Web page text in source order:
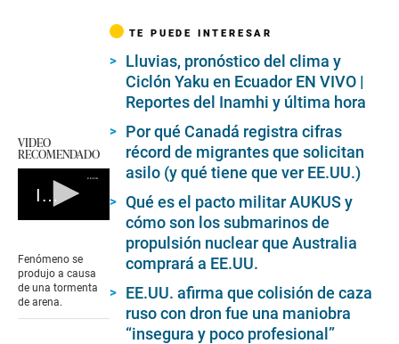
VIDEO
RECOMENDADO
Irak presenta un color naranja que afecta las vías respiratorias
of
0
seconds
Fenómeno se
produjo a causa
de una tormenta
de arena.
TE PUEDE INTERESAR
Lluvias, pronóstico del clima y
Ciclón Yaku en Ecuador EN VIVO |
Reportes del Inamhi y última hora
Por qué Canadá registra cifras
récord de migrantes que solicitan
asilo (y qué tiene que ver EE.UU.)
Qué es el pacto militar AUKUS y
cómo son los submarinos de
propulsión nuclear que Australia
comprará a EE.UU.
EE.UU. afirma que colisión de caza
ruso con dron fue una maniobra
“insegura y poco profesional”